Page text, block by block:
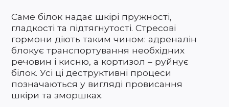
Саме білок надає шкірі пружності,
гладкості та підтягнутості. Стресові
гормони діють таким чином: адреналін
блокує транспортування необхідних
речовин і кисню, а кортизол – руйнує
білок. Усі ці деструктивні процеси
позначаються у вигляді провисання
шкіри та зморшках.